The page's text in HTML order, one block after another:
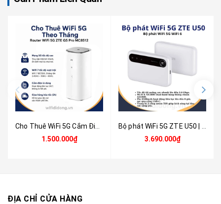
1.500.000₫
3.690.000₫
ĐỊA CHỈ CỬA HÀNG